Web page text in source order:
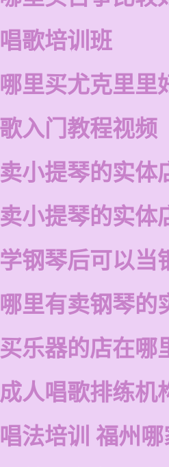
歌培训班
里买尤克里里
入门教程视频
小提琴的实体
小提琴的实体
钢琴后可以当
里有卖钢琴的
乐器的店在哪
人唱歌排练机
法培训 福州